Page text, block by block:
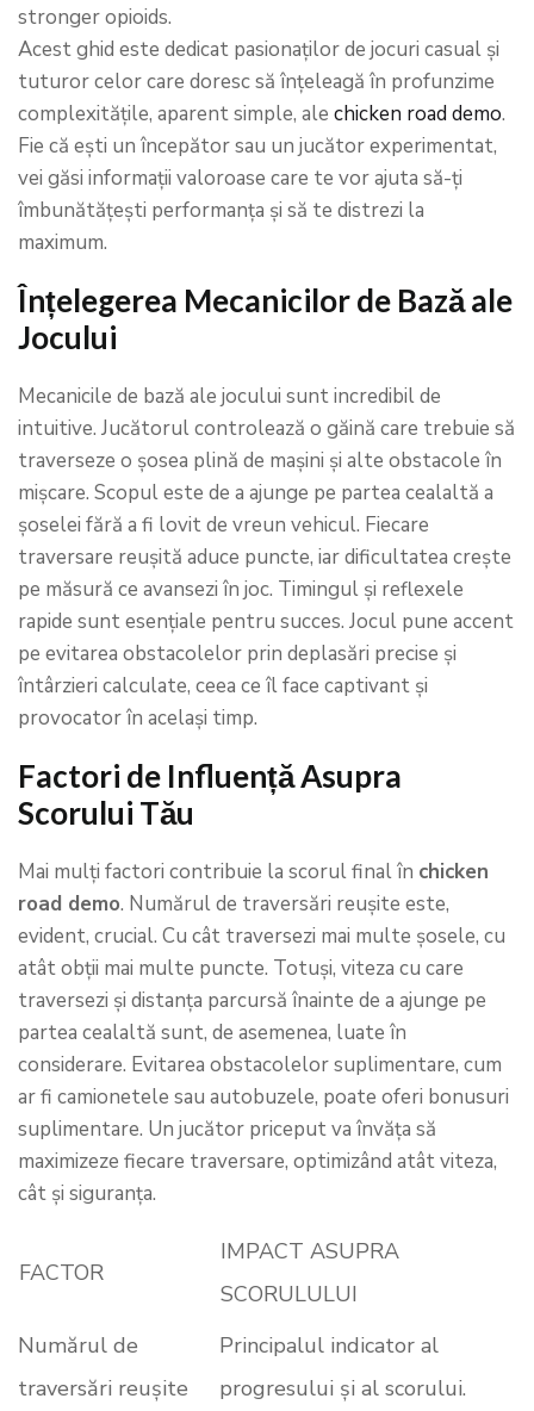
stronger opioids.
Acest ghid este dedicat pasionaților de jocuri casual și
tuturor celor care doresc să înțeleagă în profunzime
complexitățile, aparent simple, ale chicken road demo.
Fie că ești un începător sau un jucător experimentat,
vei găsi informații valoroase care te vor ajuta să-ți
îmbunătățești performanța și să te distrezi la
maximum.
Înțelegerea Mecanicilor de Bază ale
Jocului
Mecanicile de bază ale jocului sunt incredibil de
intuitive. Jucătorul controlează o găină care trebuie să
traverseze o șosea plină de mașini și alte obstacole în
mișcare. Scopul este de a ajunge pe partea cealaltă a
șoselei fără a fi lovit de vreun vehicul. Fiecare
traversare reușită aduce puncte, iar dificultatea crește
pe măsură ce avansezi în joc. Timingul și reflexele
rapide sunt esențiale pentru succes. Jocul pune accent
pe evitarea obstacolelor prin deplasări precise și
întârzieri calculate, ceea ce îl face captivant și
provocator în același timp.
Factori de Influență Asupra
Scorului Tău
Mai mulți factori contribuie la scorul final în chicken
road demo. Numărul de traversări reușite este,
evident, crucial. Cu cât traversezi mai multe șosele, cu
atât obții mai multe puncte. Totuși, viteza cu care
traversezi și distanța parcursă înainte de a ajunge pe
partea cealaltă sunt, de asemenea, luate în
considerare. Evitarea obstacolelor suplimentare, cum
ar fi camionetele sau autobuzele, poate oferi bonusuri
suplimentare. Un jucător priceput va învăța să
maximizeze fiecare traversare, optimizând atât viteza,
cât și siguranța.
FACTOR
IMPACT ASUPRA
SCORULULUI
Numărul de
traversări reușite
Principalul indicator al
progresului și al scorului.